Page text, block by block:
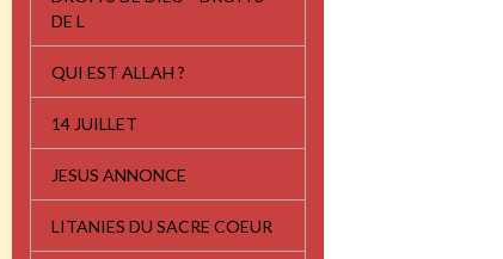
DE L
QUI EST ALLAH ?
14 JUILLET
JESUS ANNONCE
LITANIES DU SACRE COEUR